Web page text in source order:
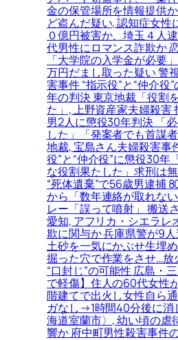
金の保管場所を情報提供
ど盗んだ疑い, 認知症女性
０億円被害か、埼玉４人
代男性にロマンス詐欺か
「大学院の入学金が必要
万円だまし取った疑い 警
害事件 “指示役”と“仲介役
年の判決 東京地裁「役割
た」, 上野資産家夫婦殺害
男2人に懲役30年判決 「
した」「発案者でも首謀
地裁, 宝島さん夫婦殺害事
役”と“仲介役”に懲役30年
な役割果たした」求刑は
“死体遺棄”で56歳男逮捕
から「数年連絡が取れな
レー「誤って噴射」 搬送
愛知, アフリカ・シエラレ
欺に関与か 兵庫県警が9
土砂を一気にかぶせ生埋
掘った穴で作業をさせ…放
“口封じ”の可能性 広島・
で軽傷】住人の60代女性
階建てで出火し女性自ら
ガなし→1時間40分後に消
海道室蘭市〉, 幼い頃の虐
響か 府中町男性殺害事件